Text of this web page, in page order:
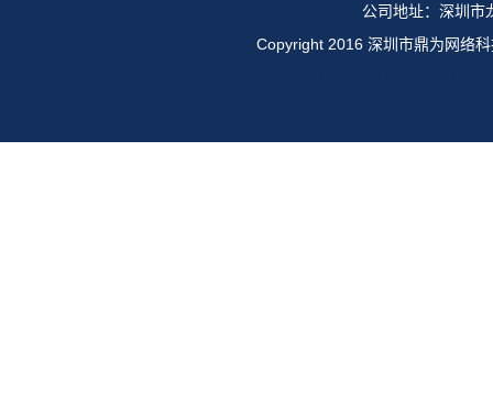
公司地址：深圳市
Copyright 2016 深圳市鼎为网络